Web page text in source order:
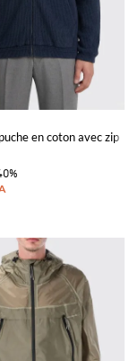
en coton avec zip